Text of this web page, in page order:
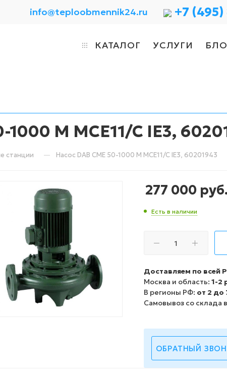
info@teploobmennik24.ru +7 (495)
КАТАЛОГ УСЛУГИ
1000 M MCE11/C IE3,
станции — Насос DAB CME 50-1000 M MCE11/C IE3, 60201943
277 000 руб.
Есть в наличии
Доставляем по всей
Москва и область: 1-2
В регионы РФ: от 2 до
Самовывоз со склада
ОБРАТНЫЙ